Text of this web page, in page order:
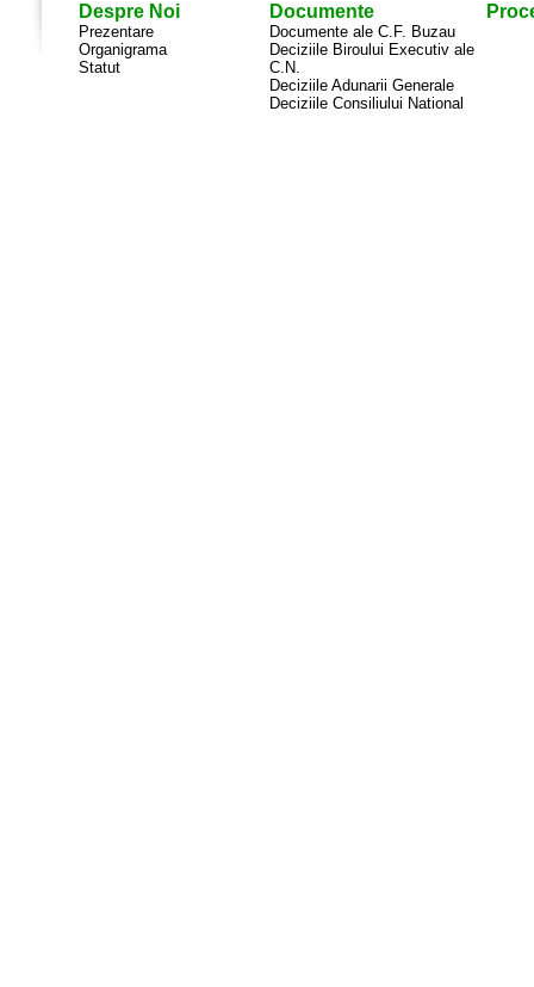
Despre Noi
Prezentare
Organigrama
Statut
Documente
Documente ale C.F. Buzau
Deciziile Biroului Executiv ale
C.N.
Deciziile Adunarii Generale
Deciziile Consiliului National